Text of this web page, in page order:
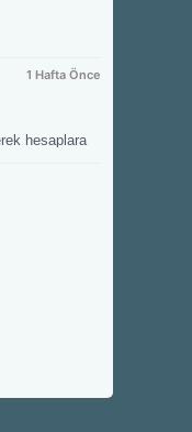
1 Hafta Önce
hesaplara